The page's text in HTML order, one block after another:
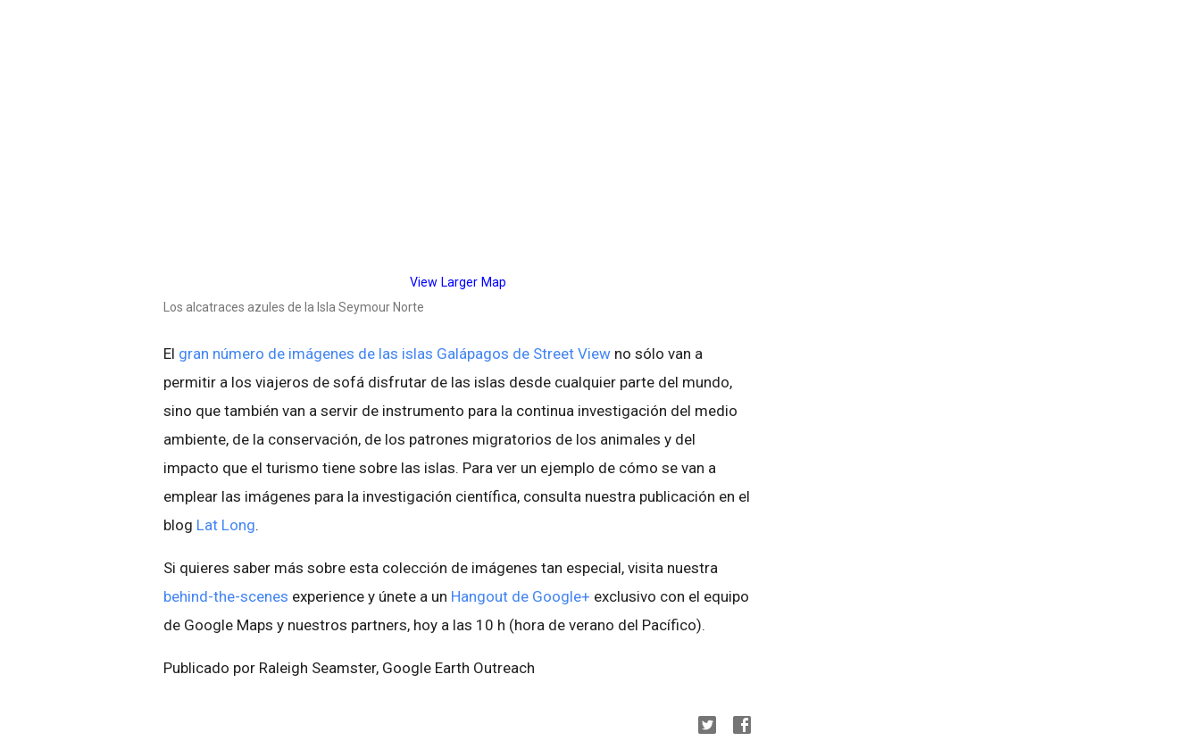
View Larger Map
Los alcatraces azules de la Isla Seymour Norte
El gran número de imágenes de las islas Galápagos de Street View no sólo van a
permitir a los viajeros de sofá disfrutar de las islas desde cualquier parte del mundo,
sino que también van a servir de instrumento para la continua investigación del medio
ambiente, de la conservación, de los patrones migratorios de los animales y del
impacto que el turismo tiene sobre las islas. Para ver un ejemplo de cómo se van a
emplear las imágenes para la investigación científica, consulta nuestra publicación en el
blog Lat Long.
Si quieres saber más sobre esta colección de imágenes tan especial, visita nuestra
behind-the-scenes experience y únete a un Hangout de Google+ exclusivo con el equipo
de Google Maps y nuestros partners, hoy a las 10 h (hora de verano del Pacífico).
Publicado por Raleigh Seamster, Google Earth Outreach